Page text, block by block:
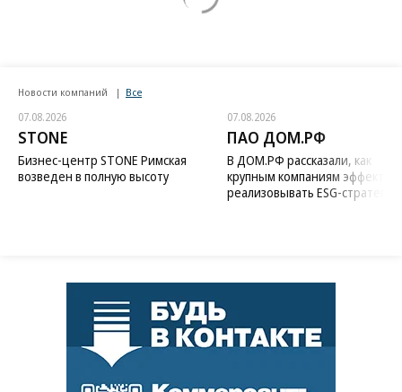
Новости компаний Все
07.08.2026
STONE
Бизнес-центр STONE Римская
возведен в полную высоту
07.08.2026
ПАО ДОМ.РФ
В ДОМ.РФ рассказали, как
крупным компаниям
реализовывать ESG-стратегию